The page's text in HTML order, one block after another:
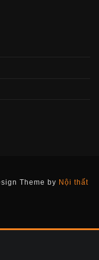
Theme by Nội thất